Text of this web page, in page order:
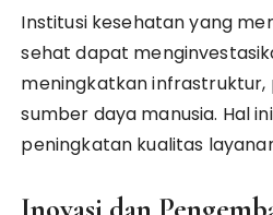
Institusi kesehatan yang
sehat dapat
meningkatkan infrastruktur,
sumber daya manusia. Hal
peningkatan kualitas